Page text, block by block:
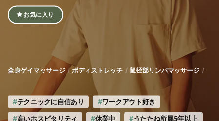
お気に入り
全身ゲイマッサージ ボディストレッチ 鼠径部リンパマッサージ
テクニックに自信あり
ワークアウト好き
高いホスピタリティ
休業中
うたたね所属5年以上